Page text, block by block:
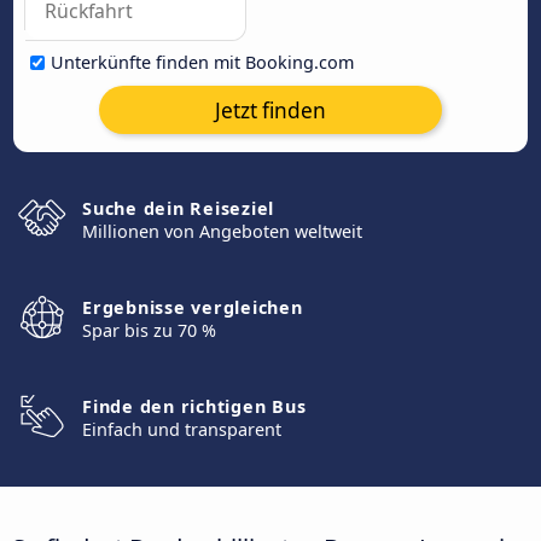
Unterkünfte finden mit Booking.com
Jetzt finden
Suche dein Reiseziel
Millionen von Angeboten weltweit
Ergebnisse vergleichen
Spar bis zu 70 %
Finde den richtigen Bus
Einfach und transparent